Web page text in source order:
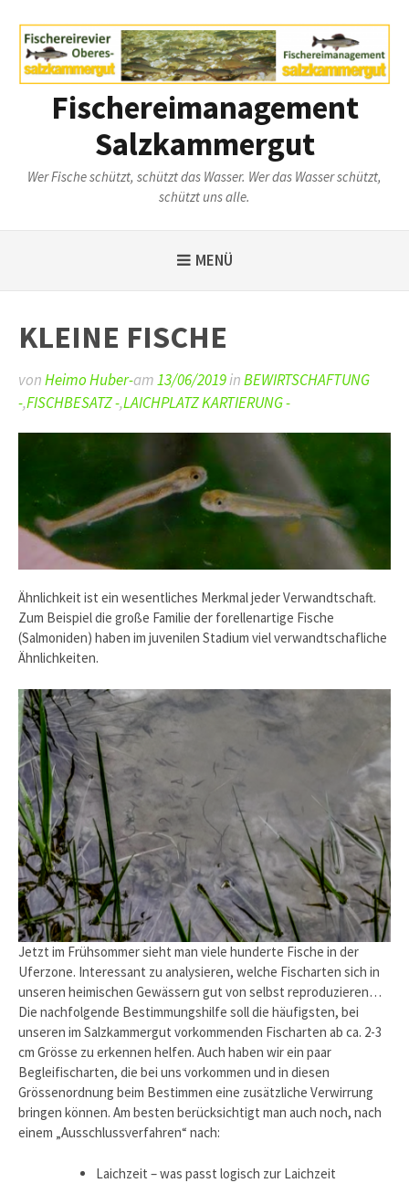
zum
Inhalt
Fischereimanagement
Salzkammergut
Wer Fische schützt, schützt das Wasser. Wer das Wasser schützt,
schützt uns alle.
MENÜ
KLEINE FISCHE
vonHeimo Huber-am13/06/2019inBEWIRTSCHAFTUNG
-,FISCHBESATZ -,LAICHPLATZ KARTIERUNG -
Ähnlichkeit ist ein wesentliches Merkmal jeder Verwandtschaft.
Zum Beispiel die große Familie der forellenartige Fische
(Salmoniden) haben im juvenilen Stadium viel verwandtschafliche
Ähnlichkeiten.
Jetzt im Frühsommer sieht man viele hunderte Fische in der
Uferzone. Interessant zu analysieren, welche Fischarten sich in
unseren heimischen Gewässern gut von selbst reproduzieren…
Die nachfolgende Bestimmungshilfe soll die häufigsten, bei
unseren im Salzkammergut vorkommenden Fischarten ab ca. 2-3
cm Grösse zu erkennen helfen. Auch haben wir ein paar
Begleifischarten, die bei uns vorkommen und in diesen
Grössenordnung beim Bestimmen eine zusätzliche Verwirrung
bringen können. Am besten berücksichtigt man auch noch, nach
einem „Ausschlussverfahren“ nach:
Laichzeit – was passt logisch zur Laichzeit